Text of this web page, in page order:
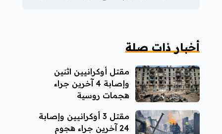
أخبار ذات صلة
مقتل أوكرانيين اثنين
وإصابة 4 آخرين جراء
هجمات روسية
مقتل 3 أوكرانيين وإصابة
24 آخرين جراء هجوم